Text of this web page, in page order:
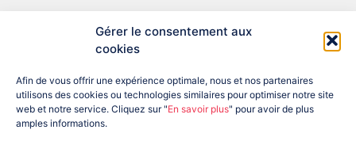
Gérer le consentement aux
cookies
Afin de vous offrir une expérience optimale, nous et nos partenaires
utilisons des cookies ou technologies similaires pour optimiser notre site
web et notre service. Cliquez sur "En savoir plus" pour avoir de plus
amples informations.
ADRESSE : 12 BIS RUE DU PRÉSIDENT DESPATYS, 77007 MELUN